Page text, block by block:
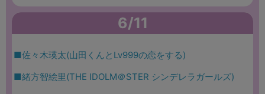
6/11
■佐々木瑛太(山田くんとLv999の恋をする)
■緒方智絵里(THE IDOLM＠STER シンデレラガールズ)